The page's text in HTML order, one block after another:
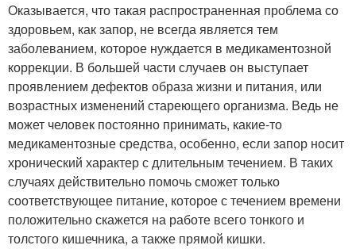
Оказывается, что такая распространенная проблема со
здоровьем, как запор, не всегда является тем
заболеванием, которое нуждается в медикаментозной
коррекции. В большей части случаев он выступает
проявлением дефектов образа жизни и питания, или
возрастных изменений стареющего организма. Ведь не
может человек постоянно принимать, какие-то
медикаментозные средства, особенно, если запор носит
хронический характер с длительным течением. В таких
случаях действительно помочь сможет только
соответствующее питание, которое с течением времени
положительно скажется на работе всего тонкого и
толстого кишечника, а также прямой кишки.